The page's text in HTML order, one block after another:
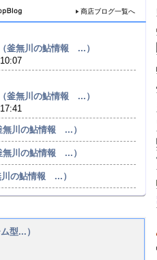
商店ブログ一覧へ
釜無川の鮎情報 ...）
釜無川の鮎情報 ...）
川の鮎情報 ...）
川の鮎情報 ...）
の鮎情報 ...）
型...）